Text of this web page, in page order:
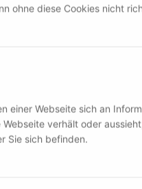
ohne diese Cookies nicht
einer Webseite sich an
verhält oder
Sie sich befinden.